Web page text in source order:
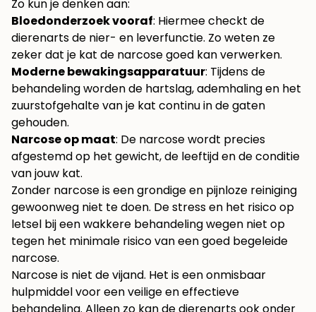
Zo kun je denken aan:
Bloedonderzoek vooraf: Hiermee checkt de
dierenarts de nier- en leverfunctie. Zo weten ze
zeker dat je kat de narcose goed kan verwerken.
Moderne bewakingsapparatuur: Tijdens de
behandeling worden de hartslag, ademhaling en het
zuurstofgehalte van je kat continu in de gaten
gehouden.
Narcose op maat: De narcose wordt precies
afgestemd op het gewicht, de leeftijd en de conditie
van jouw kat.
Zonder narcose is een grondige en pijnloze reiniging
gewoonweg niet te doen. De stress en het risico op
letsel bij een wakkere behandeling wegen niet op
tegen het minimale risico van een goed begeleide
narcose.
Narcose is niet de vijand. Het is een onmisbaar
hulpmiddel voor een veilige en effectieve